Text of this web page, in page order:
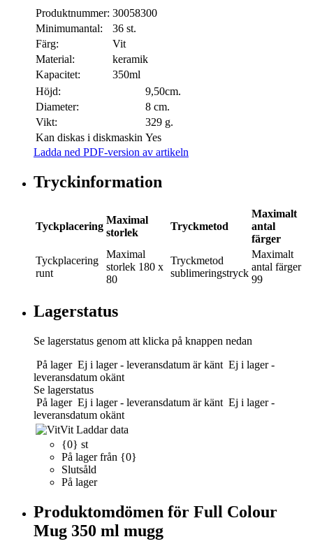
Produktnummer: 30058300
Minimumantal:
36 st.
Färg:
Vit
Material:
keramik
Kapacitet:
350ml
Höjd:
9,50cm.
Diameter:
8 cm.
Vikt:
329 g.
Kan diskas i diskmaskin Yes
Ladda ned PDF-version av artikeln
Tryckinformation
Tyckplacering
Maximal
storlek
Tryckmetod
Maximalt
antal
färger
Tyckplacering
runt
Maximal
storlek 180 x
80
Tryckmetod
sublimeringstryck
Maximalt
antal färger
99
Lagerstatus
Se lagerstatus genom att klicka på knappen nedan
På lager Ej i lager - leveransdatum är känt Ej i lager -
leveransdatum okänt
Se lagerstatus
På lager Ej i lager - leveransdatum är känt Ej i lager -
leveransdatum okänt
Vit Laddar data
{0} st
På lager från {0}
Slutsåld
På lager
Produktomdömen för Full Colour
Mug 350 ml mugg